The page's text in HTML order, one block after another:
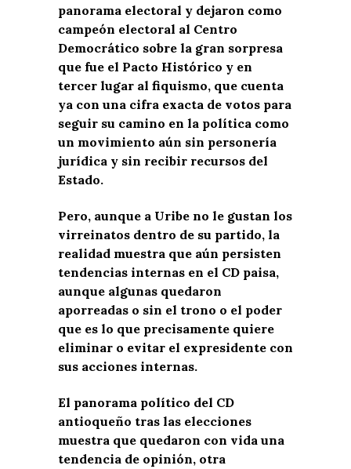
panorama electoral y dejaron como
campeón electoral al Centro
Democrático sobre la gran sorpresa
que fue el Pacto Histórico y en
tercer lugar al fiquismo, que cuenta
ya con una cifra exacta de votos para
seguir su camino en la política como
un movimiento aún sin personería
jurídica y sin recibir recursos del
Estado.
Pero, aunque a Uribe no le gustan los
virreinatos dentro de su partido, la
realidad muestra que aún persisten
tendencias internas en el CD paisa,
aunque algunas quedaron
aporreadas o sin el trono o el poder
que es lo que precisamente quiere
eliminar o evitar el expresidente con
sus acciones internas.
El panorama político del CD
antioqueño tras las elecciones
muestra que quedaron con vida una
tendencia de opinión, otra